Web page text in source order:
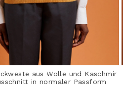
aus Wolle und Kaschmir
in normaler Passform